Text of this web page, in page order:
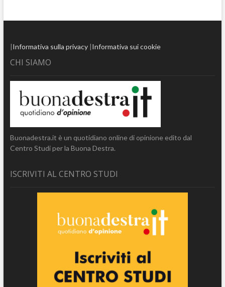
|Informativa sulla privacy|Informativa sui cookie
CHI SIAMO
Buonadestra.it è un quotidiano online di opinione edito dal
Centro Studi per la Buona Destra.
ISCRIVITI AL CENTRO STUDI